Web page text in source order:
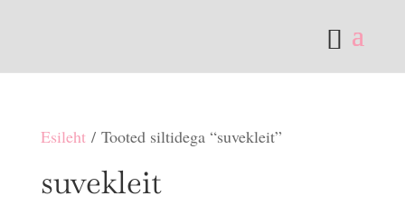
Esileht/ Tooted siltidega “suvekleit”
suvekleit